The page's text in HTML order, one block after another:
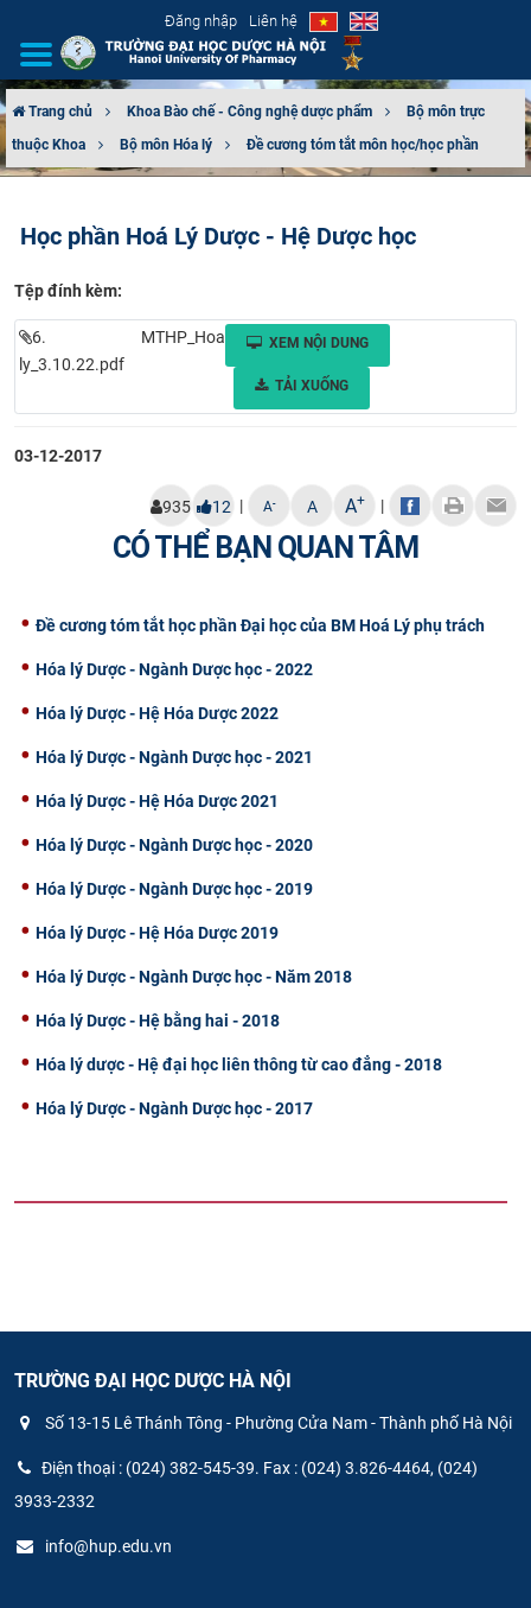
Đăng nhập Liên hệ
GIỚI THIỆU
ĐÀO TẠO
ĐẢM BẢO CHẤT LƯỢNG
KHOA HỌC CÔNG NGHỆ
CỰU NGƯỜI HỌC
Trang chủ Khoa Bào chế - Công nghệ dược phẩm
Bộ môn trực
thuộc Khoa
Bộ môn Hóa lý Đề cương tóm tắt môn học/học phần
Học phần Hoá Lý Dược - Hệ Dược học
Tệp đính kèm:
6. MTHP_Hoa
ly_3.10.22.pdf
XEM NỘI DUNG
TẢI XUỐNG
03-12-2017
935 12 | A- A A+ |
CÓ THỂ BẠN QUAN TÂM
Đề cương tóm tắt học phần Đại học của BM Hoá Lý phụ trách
Hóa lý Dược - Ngành Dược học - 2022
Hóa lý Dược - Hệ Hóa Dược 2022
Hóa lý Dược - Ngành Dược học - 2021
Hóa lý Dược - Hệ Hóa Dược 2021
Hóa lý Dược - Ngành Dược học - 2020
Hóa lý Dược - Ngành Dược học - 2019
Hóa lý Dược - Hệ Hóa Dược 2019
Hóa lý Dược - Ngành Dược học - Năm 2018
Hóa lý Dược - Hệ bằng hai - 2018
Hóa lý dược - Hệ đại học liên thông từ cao đẳng - 2018
Hóa lý Dược - Ngành Dược học - 2017
TRƯỜNG ĐẠI HỌC DƯỢC HÀ NỘI
Số 13-15 Lê Thánh Tông - Phường Cửa Nam - Thành phố Hà Nội
Điện thoại : (024) 382-545-39. Fax : (024) 3.826-4464, (024)
3933-2332
info@hup.edu.vn